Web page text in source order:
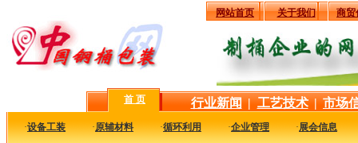
网站首页 关于我们 商贸
首 页 行业新闻 | 工艺技术 | 市场
·设备工装 ·原辅材料 ·循环利用 ·企业管理 ·展会信息